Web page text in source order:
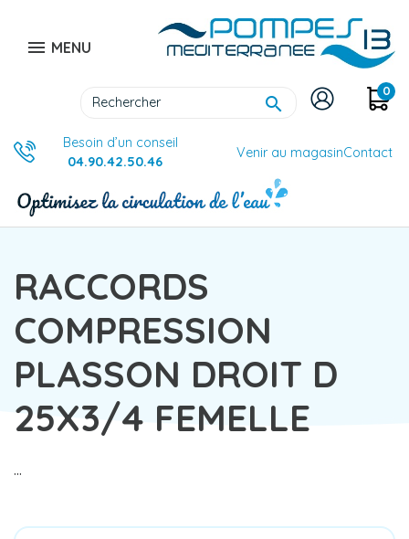
 MENU

0
Besoin d’un conseil
04.90.42.50.46
Venir au magasinContact
RACCORDS
COMPRESSION
PLASSON DROIT D
25X3/4 FEMELLE
...